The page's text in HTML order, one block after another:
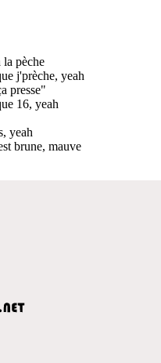
la pèche
j'prèche, yeah
presse"
16, yeah
yeah
brune, mauve